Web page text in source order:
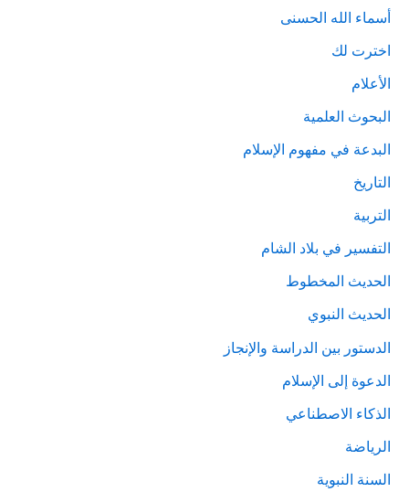
أسماء الله الحسنى
اخترت لك
الأعلام
البحوث العلمية
البدعة في مفهوم الإسلام
التاريخ
التربية
التفسير في بلاد الشام
الحديث المخطوط
الحديث النبوي
الدستور بين الدراسة والإنجاز
الدعوة إلى الإسلام
الذكاء الاصطناعي
الرياضة
السنة النبوية